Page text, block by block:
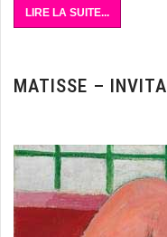
LIRE LA SUITE...
MATISSE –